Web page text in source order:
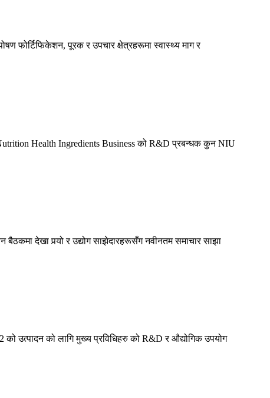
फोर्टिफिकेशन, पूरक र उपचार क्षेत्रहरूमा स्वास्थ्य माग र
Health Ingredients Business को R&D प्रबन्धक कुन NIU
देखा पर्‍यो र उद्योग साझेदारहरूसँग नवीनतम समाचार साझा
को उत्पादन को लागि मुख्य प्रविधिहरु को R&D र औद्योगिक उपयोग